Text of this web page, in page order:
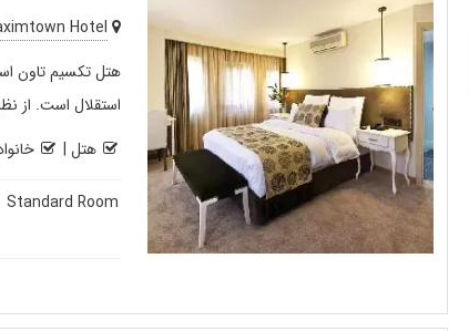
Hotel
استقلال است. از
هتل |
Standard Room